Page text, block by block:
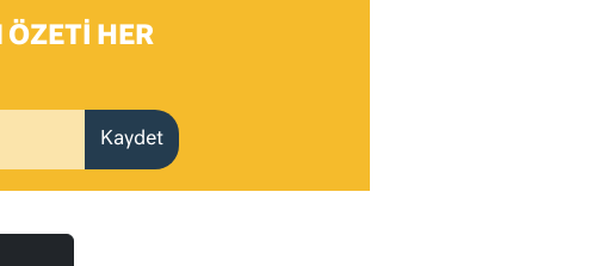
HER
Kaydet